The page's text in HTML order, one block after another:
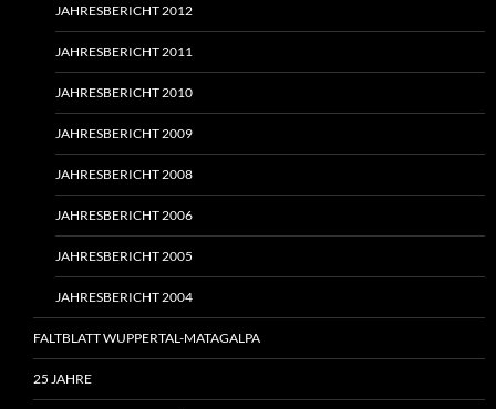
JAHRESBERICHT 2012
JAHRESBERICHT 2011
JAHRESBERICHT 2010
JAHRESBERICHT 2009
JAHRESBERICHT 2008
JAHRESBERICHT 2006
JAHRESBERICHT 2005
JAHRESBERICHT 2004
FALTBLATT WUPPERTAL-MATAGALPA
25 JAHRE